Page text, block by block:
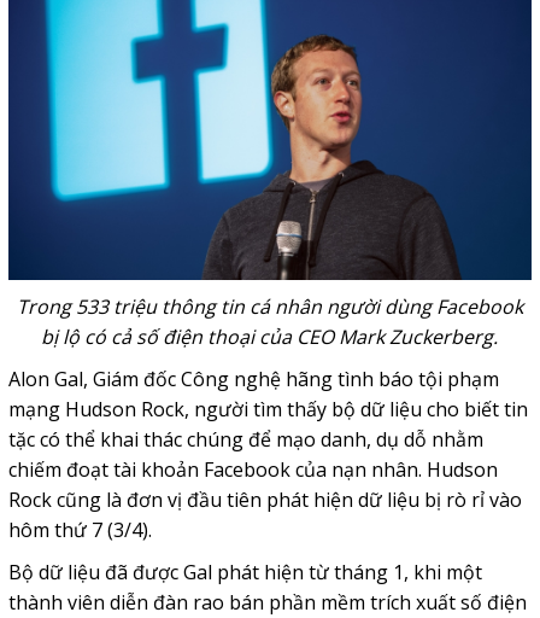
Trong 533 triệu thông tin cá nhân người dùng Facebook
bị lộ có cả số điện thoại của CEO Mark Zuckerberg.
Alon Gal, Giám đốc Công nghệ hãng tình báo tội phạm
mạng Hudson Rock, người tìm thấy bộ dữ liệu cho biết tin
tặc có thể khai thác chúng để mạo danh, dụ dỗ nhằm
chiếm đoạt tài khoản Facebook của nạn nhân. Hudson
Rock cũng là đơn vị đầu tiên phát hiện dữ liệu bị rò rỉ vào
hôm thứ 7 (3/4).
Bộ dữ liệu đã được Gal phát hiện từ tháng 1, khi một
thành viên diễn đàn rao bán phần mềm trích xuất số điện